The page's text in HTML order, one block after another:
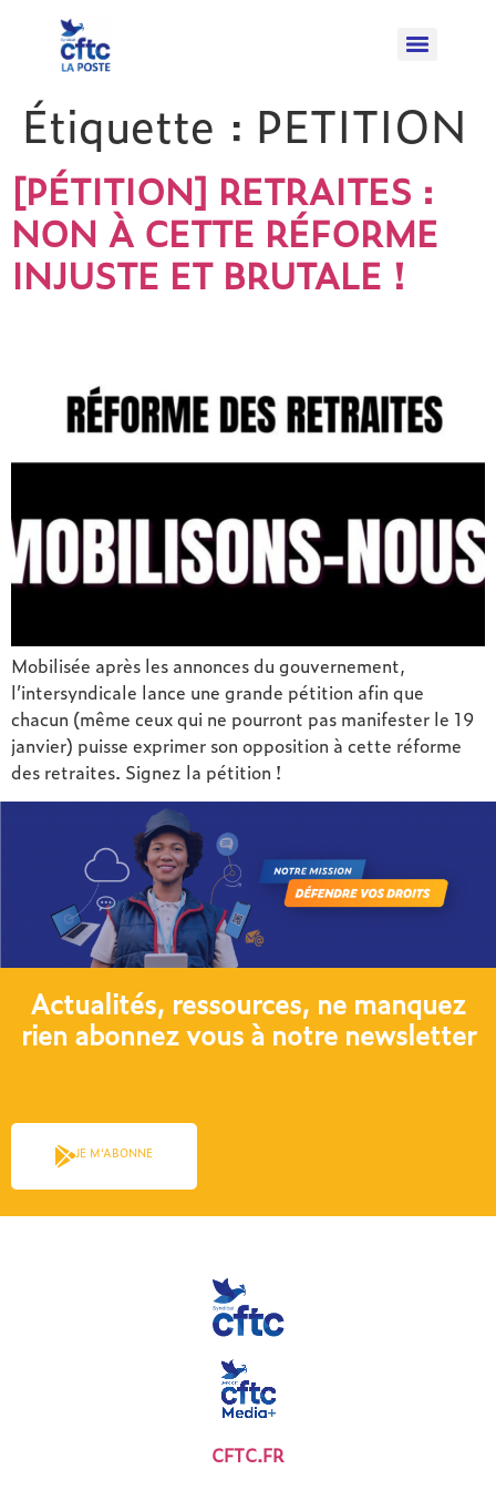
Étiquette : PETITION
[PÉTITION] RETRAITES :
NON À CETTE RÉFORME
INJUSTE ET BRUTALE !
Mobilisée après les annonces du gouvernement,
l’intersyndicale lance une grande pétition afin que
chacun (même ceux qui ne pourront pas manifester le 19
janvier) puisse exprimer son opposition à cette réforme
des retraites. Signez la pétition !
Actualités, ressources, ne manquez
rien abonnez vous à notre newsletter​
JE M'ABONNE
CFTC.FR